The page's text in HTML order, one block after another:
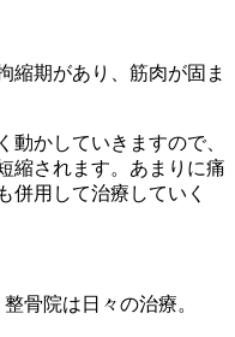
縮期があり、筋肉が固ま
動かしていきますので、
縮されます。あまりに痛
併用して治療していく
骨院は日々の治療。